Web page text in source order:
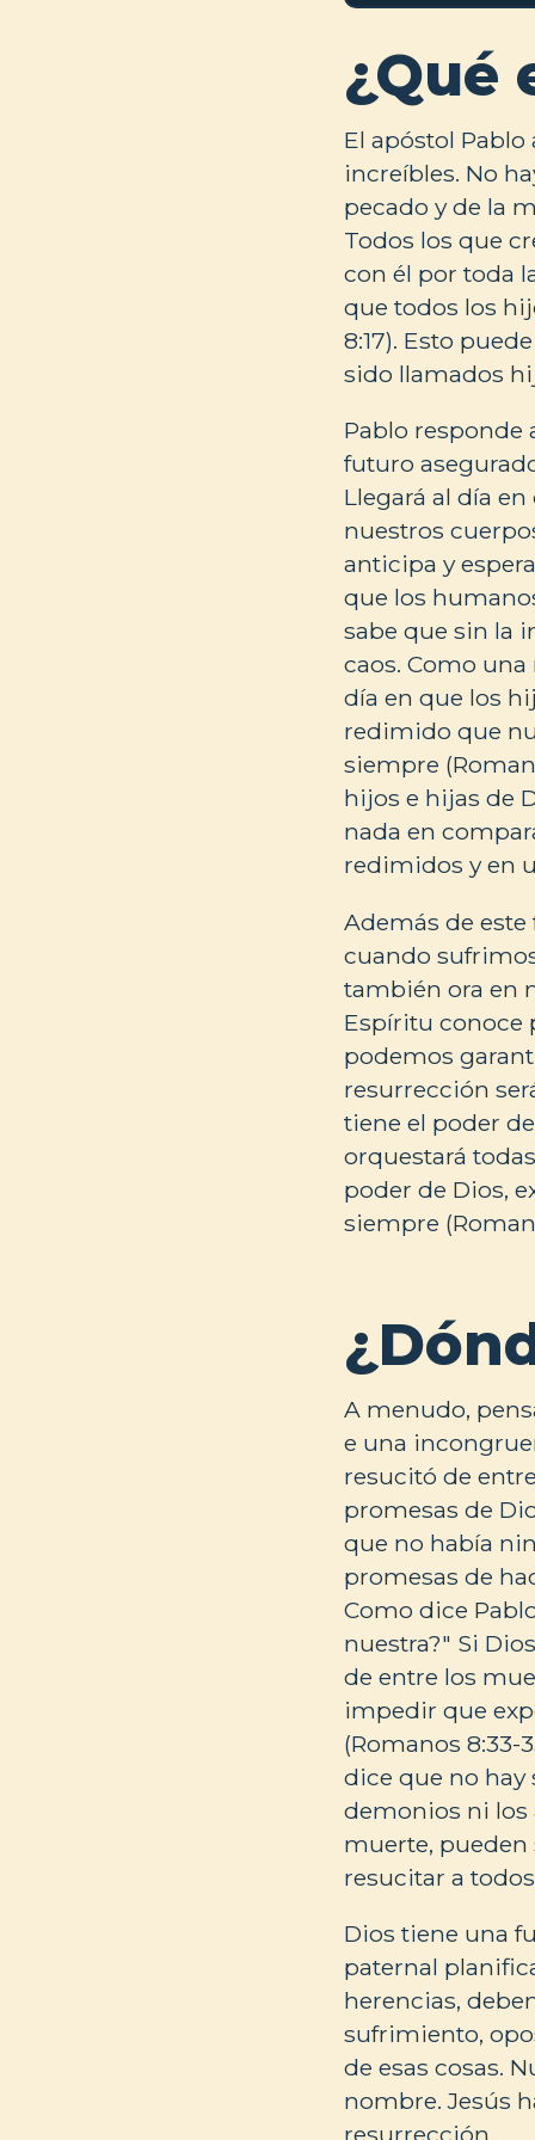
¿Qué
El apóstol
increíbles. No
pecado y de la
Todos los que
con él por toda
que todos los
8:17). Esto
sido llamados
Pablo
futuro
Llegará al día
nuestros
anticipa y
que los
sabe que sin la
caos. Como
día en que los
redimido que
siempre
hijos e hijas de
nada en
redimidos y en
Además de
cuando
también ora en
Espíritu conoce
podemos
resurrección
tiene el poder
orquestará
poder de Dios,
siempre
A menudo,
e una
resucitó de
promesas de
que no había
promesas de
Como dice
nuestra?" Si
de entre los
impedir que
(Romanos 8:33-
dice que no hay
demonios ni los
muerte, pueden
resucitar a
Dios tiene una
paternal
herencias,
sufrimiento,
de esas cosas.
nombre. Jesús
resurrección.